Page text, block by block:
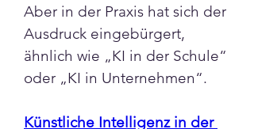
Aber in der Praxis hat sich der
Ausdruck eingebürgert,
ähnlich wie „KI in der Schule“
oder „KI in Unternehmen“.
Künstliche Intelligenz in der